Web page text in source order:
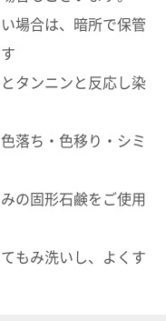
場合は、暗所で保管
タンニンと反応し染
落ち・色移り・シミ
の固形石鹸をご使用
もみ洗いし、よくす